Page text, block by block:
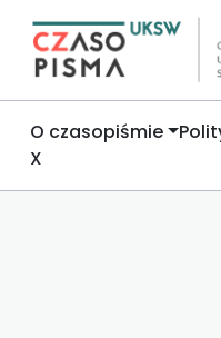
O czasopiśmie
X